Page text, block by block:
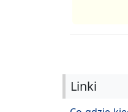
Linki